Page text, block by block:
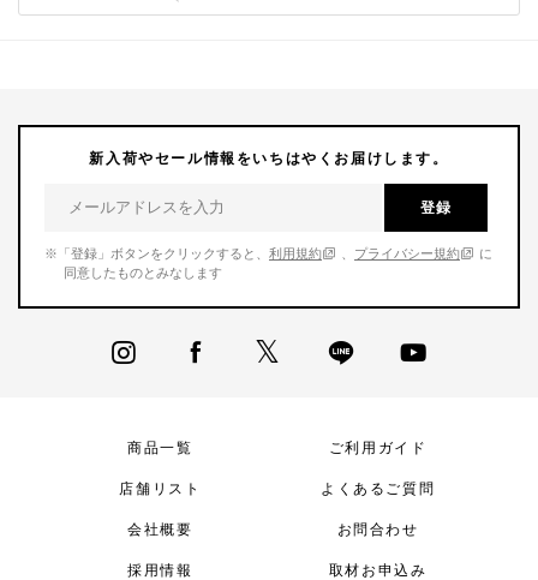
新入荷やセール情報をいちはやくお届けします。
登録
※「登録」ボタンをクリックすると、 利用規約 プライバシー規約
に
同意したものとみなします
商品一覧
店舗リスト
会社概要
採用情報
ご利用ガイド
よくあるご質問
お問合わせ
取材お申込み